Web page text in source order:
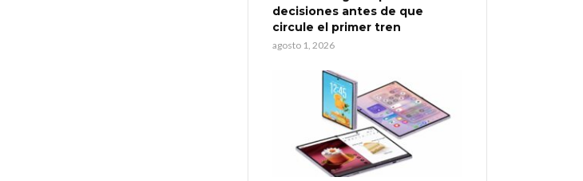
decisiones antes de que
circule el primer tren
agosto 1, 2026